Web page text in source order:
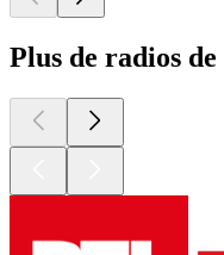
Plus de radios